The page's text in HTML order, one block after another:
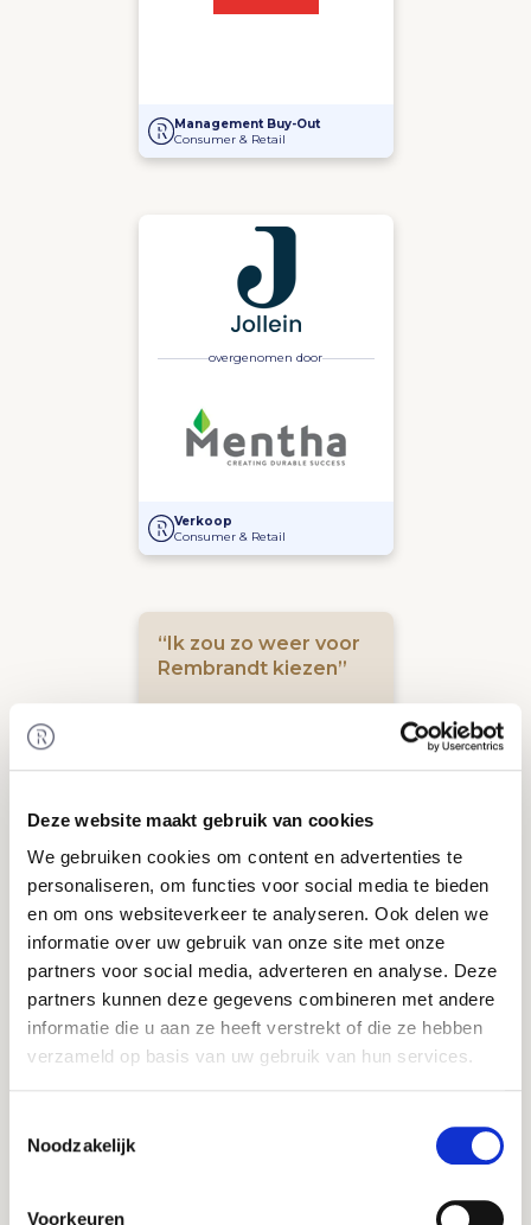
Deze website maakt gebruik van cookies
We gebruiken cookies om content en advertenties te
personaliseren, om functies voor social media te bieden
en om ons websiteverkeer te analyseren. Ook delen we
informatie over uw gebruik van onze site met onze
partners voor social media, adverteren en analyse. Deze
partners kunnen deze gegevens combineren met andere
informatie die u aan ze heeft verstrekt of die ze hebben
verzameld op basis van uw gebruik van hun services.
Noodzakelijk
Voorkeuren
Management Buy-Out bij ART Holding Zoeterwoude
Management Buy-Out
Consumer & Retail
overgenomen door
Overname Jollein door Mentha Capital B.V.
Verkoop
Consumer & Retail
“Ik zou zo weer voor
Rembrandt kiezen”
Cruisewinkel.nl
Patrick Cépèro
"Een proces van
vertrouwen en heel